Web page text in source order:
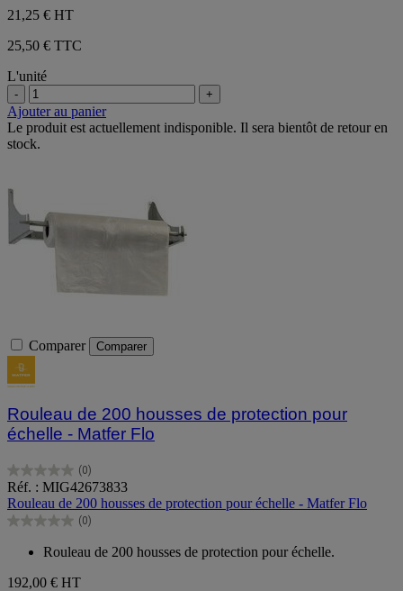
21,25 € HT
25,50 € TTC
L'unité
- +
Ajouter au panier
Le produit est actuellement indisponible. Il sera bientôt de retour en
stock.
Comparer Comparer
Rouleau de 200 housses de protection pour
échelle - Matfer Flo
(0)
0.0
sur
5
étoiles.
Réf. : MIG42673833
Rouleau de 200 housses de protection pour échelle - Matfer Flo
(0)
0.0
étoiles.
Rouleau de 200 housses de protection pour échelle.
192,00 € HT